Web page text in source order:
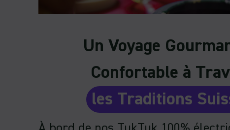
Un Voyage
Confortable à
les Traditions